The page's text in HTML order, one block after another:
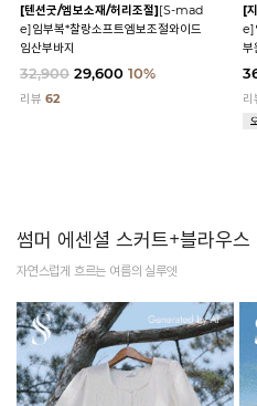
[텐션굿/엠보소재/허리조절][S-mad
e]임부복*찰랑소프트엠보조절와이드
임산부바지
32,900 29,600 10%
리뷰 62
[
e]
부
썸머 에센셜 스커트+블라우스
자연스럽게 흐르는 여름의 실루엣